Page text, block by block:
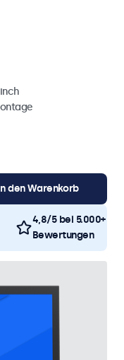
den Warenkorb
4,8/5 bei 5.000+
Bewertungen